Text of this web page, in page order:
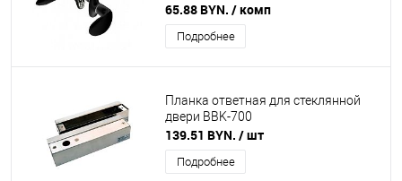
65.88 BYN. / комп
Подробнее
Планка ответная для стеклянной
двери BBK-700
139.51 BYN. / шт
Подробнее